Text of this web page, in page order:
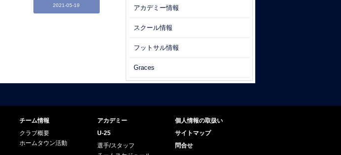
2021-05-19 アカデミー情報
スクール情報
フットサル情報
Graces
チーム情報
クラブ概要
ホームタウン活動
アカデミー
U-25
選手/スタッフ
個人情報の取扱い
サイトマップ
問合せ